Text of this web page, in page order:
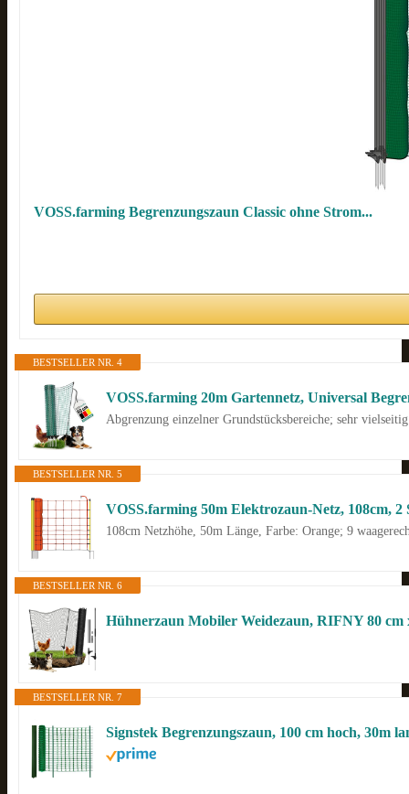
VOSS.farming Begrenzungszaun Classic ohne Strom...
BESTSELLER NR. 4
Abgrenzung einzelner Grundstücksbereiche; sehr
BESTSELLER NR. 5
VOSS.farming 50m Elektrozaun-Netz, 108cm,
108cm Netzhöhe, 50m Länge, Farbe: Orange; 9
BESTSELLER NR. 6
Hühnerzaun Mobiler Weidezaun, RIFNY 80
BESTSELLER NR. 7